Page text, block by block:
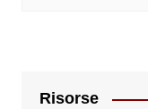
Risorse